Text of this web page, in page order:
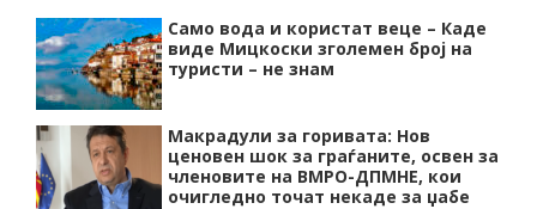
Само вода и користат веце – Каде
виде Мицкоски зголемен број на
туристи – не знам
Макрадули за горивата: Нов
ценовен шок за граѓаните, освен за
членовите на ВМРО-ДПМНЕ, кои
очигледно точат некаде за џабе